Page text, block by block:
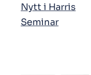
Nytt i Harris
Seminar